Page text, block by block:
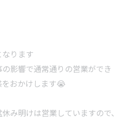
なります
影響で通常通りの営業ができ
おかけします😭
み明けは営業していますので、